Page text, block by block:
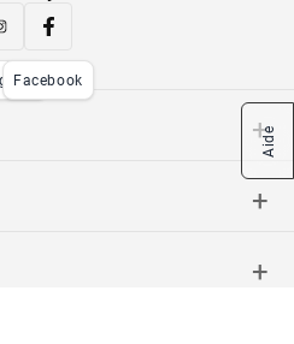
Aide
Facebook